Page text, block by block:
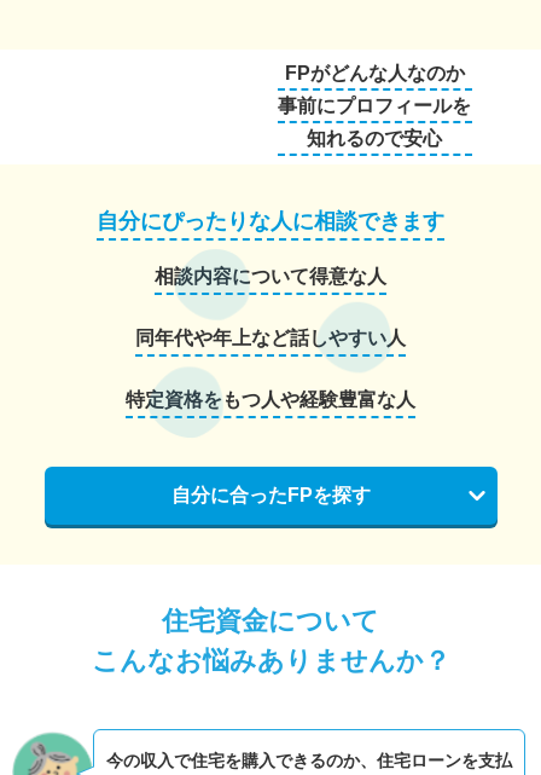
FPがどんな人なのか
事前にプロフィールを
知れるので安心
自分にぴったりな人に相談できます
相談内容について得意な人
同年代や年上など話しやすい人
特定資格をもつ人や経験豊富な人
自分に合ったFPを探す
住宅資金について
こんなお悩みありませんか？
今の収入で住宅を購入できるのか、 住宅ローンを支払